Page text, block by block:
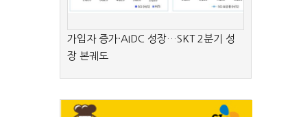
가입자 증가·AIDC 성장…SKT 2분기 성
장 본궤도